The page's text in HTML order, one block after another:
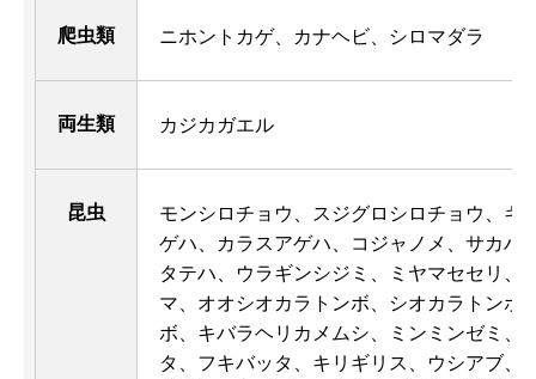
爬虫類 ニホントカゲ、カナヘビ、シロマダラ
両生類 カジカガエル
昆虫
モンシロチョウ、スジグロシロチョウ、キ
ゲハ、カラスアゲハ、コジャノメ、サカハ
タテハ、ウラギンシジミ、ミヤマセセリ、
マ、オオシオカラトンボ、シオカラトンボ
ボ、キバラヘリカメムシ、ミンミンゼミ、
タ、フキバッタ、キリギリス、ウシアブ、